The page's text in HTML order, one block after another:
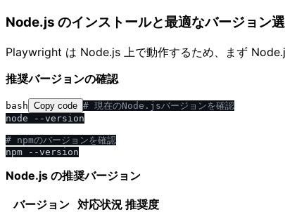
Node.js のインストールと最適なバージョン
Playwright は Node.js 上で動作するため、まず
推奨バージョンの確認
bash Copy code # 現在のNode.jsバージョンを確認
node --version
# npmのバージョンを確認
Node.js の推奨バージョン
バージョン 対応状況 推奨度